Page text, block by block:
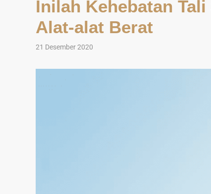
Inilah Kehebatan
Alat-alat Berat
21 Desember 2020